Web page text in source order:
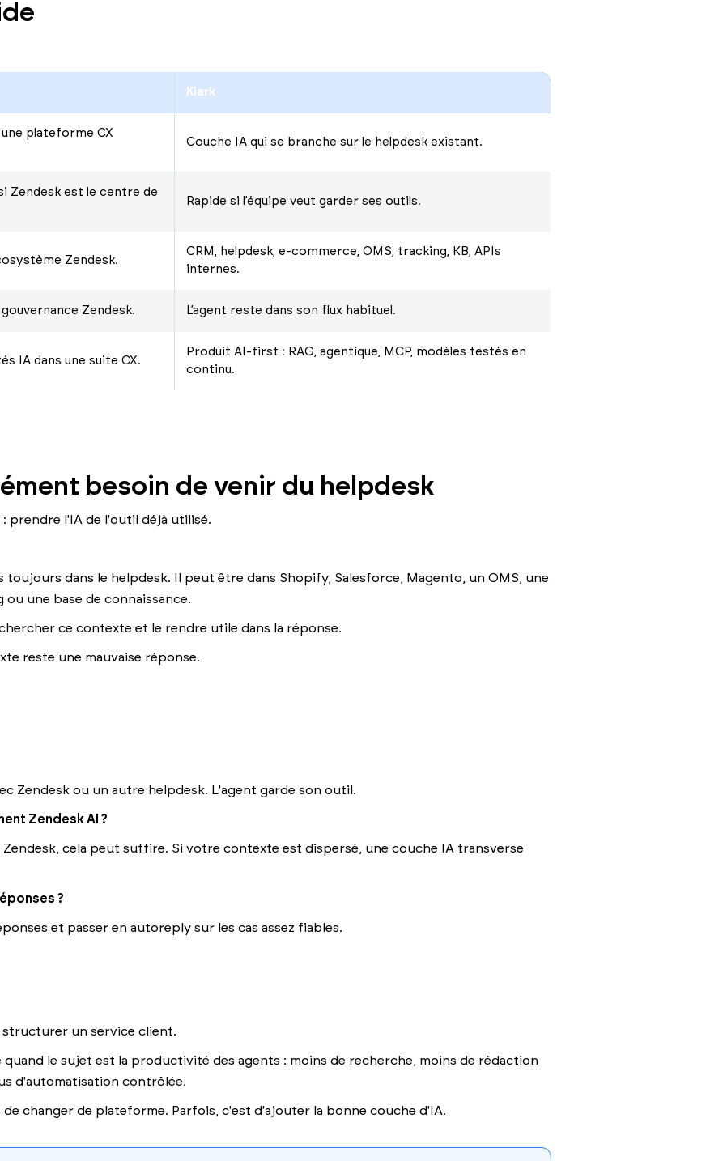
Klark
une plateforme CX
Couche IA qui se branche sur le helpdesk existant.
Zendesk est le centre de
Rapide si l’équipe veut garder ses outils.
Zendesk.
CRM, helpdesk, e-commerce, OMS, tracking, KB, APIs
internes.
gouvernance Zendesk. L’agent reste dans son flux habituel.
IA dans une suite CX.
Produit AI-first : RAG, agentique, MCP, modèles testés en
continu.
besoin de venir du helpdesk
prendre l'IA de l'outil déjà utilisé.
toujours dans le helpdesk. Il peut être dans Shopify, Salesforce, Magento, un OMS, une
une base de connaissance.
ce contexte et le rendre utile dans la réponse.
reste une mauvaise réponse.
Zendesk ou un autre helpdesk. L'agent garde son outil.
Zendesk AI ?
cela peut suffire. Si votre contexte est dispersé, une couche IA transverse
?
et passer en autoreply sur les cas assez fiables.
un service client.
quand le sujet est la productivité des agents : moins de recherche, moins de rédaction
d'automatisation contrôlée.
changer de plateforme. Parfois, c'est d'ajouter la bonne couche d'IA.